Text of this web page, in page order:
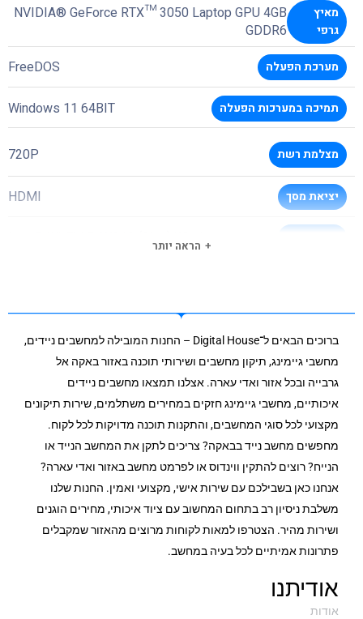
מאיץ
גרפי
NVIDIA® GeForce RTX™ 3050 Laptop GPU 4GB
GDDR6
מערכת הפעלה FreeDOS
תמיכה במערכות הפעלה Windows 11 64BIT
מצלמת רשת 720P
יציאת מסך HDMI
כניסת USB3 USB3 + USB3 type C
חריצי זכרון פנויים 8GB מובנה + 8GB בחריץ
תקופת אחריות שנה
הראה יותר
ברוכים הבאים ל־Digital House – החנות המובילה למחשבים ניידים,
מחשבי גיימינג, תיקון מחשבים ושירותי תוכנה באזור באקה אל
גרבייה ובכל אזור ואדי עארה. אצלנו תמצאו מחשבים ניידים
איכותיים, מחשבי גיימינג חזקים במחירים משתלמים, שירות תיקונים
מקצועי לכל סוגי המחשבים, והתקנות תוכנה מדויקות לכל לקוח.
מחפשים מחשב נייד בבאקה? צריכים לתקן את המחשב הנייד או
הנייח? רוצים להתקין ווינדוס או לפרמט מחשב באזור ואדי עארה?
אנחנו כאן בשבילכם עם שירות אישי, מקצועי ואמין. החנות שלנו
משלבת ניסיון רב בתחום המחשוב עם ציוד איכותי, מחירים הוגנים
ושירות מהיר. הצטרפו למאות לקוחות מרוצים מהאזור שמקבלים
פתרונות אמיתיים לכל בעיה במחשב.
אודיתנו
אודות